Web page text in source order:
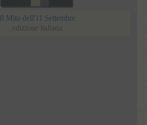
Il Mito dell'11 Settembre
edizione italiana